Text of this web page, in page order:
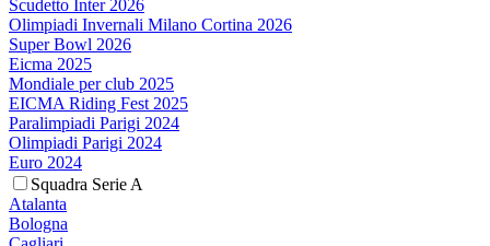
Scudetto Inter 2026
Olimpiadi Invernali Milano Cortina 2026
Super Bowl 2026
Eicma 2025
Mondiale per club 2025
EICMA Riding Fest 2025
Paralimpiadi Parigi 2024
Olimpiadi Parigi 2024
Euro 2024
Squadra Serie A
Atalanta
Bologna